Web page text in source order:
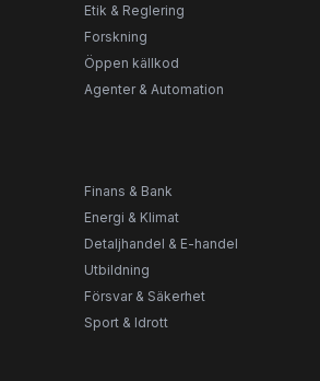
Etik & Reglering
Forskning
Öppen källkod
Agenter & Automation
Finans & Bank
Energi & Klimat
Detaljhandel & E-handel
Utbildning
Försvar & Säkerhet
Sport & Idrott